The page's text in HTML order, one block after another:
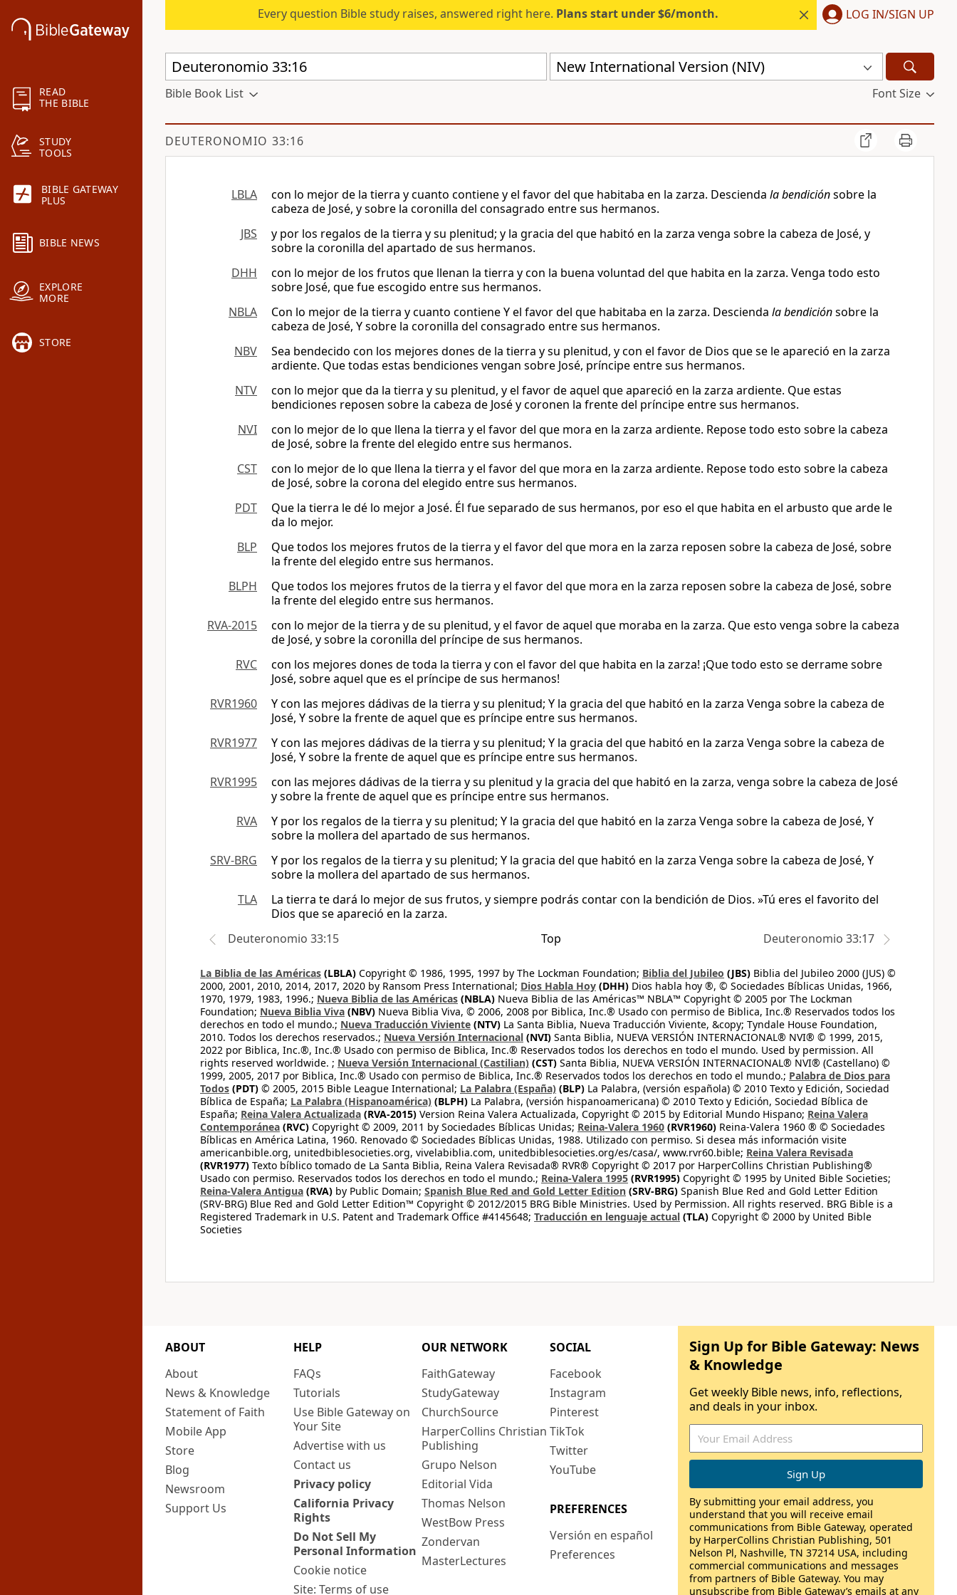
READ
THE BIBLE
STUDY
TOOLS
BIBLE GATEWAY
PLUS
BIBLE NEWS
EXPLORE
MORE
STORE
Every question Bible study raises, answered right here. Plans start under $6/month. LOG IN/SIGN UP
New International Version (NIV)
Bible Book List Font Size
DEUTERONOMIO 33:16
LBLA con lo mejor de la tierra y cuanto contiene y el favor del que habitaba en la zarza. Descienda la bendiciónsobre la
cabeza de José, y sobre la coronilla del consagrado entre sus hermanos.
JBS
y por los regalos de la tierra y su plenitud; y la gracia del que habitó en la zarza venga sobre la cabeza de José, y
sobre la coronilla del apartado de sus hermanos.
DHH
con lo mejor de los frutos que llenan la tierra y con la buena voluntad del que habita en la zarza. Venga todo esto
sobre José, que fue escogido entre sus hermanos.
NBLA
Con lo mejor de la tierra y cuanto contiene Y el favor del que habitaba en la zarza. Descienda la bendiciónsobre la
cabeza de José, Y sobre la coronilla del consagrado entre sus hermanos.
NBV
Sea bendecido con los mejores dones de la tierra y su plenitud, y con el favor de Dios que se le apareció en la zarza
ardiente. Que todas estas bendiciones vengan sobre José, príncipe entre sus hermanos.
NTV
con lo mejor que da la tierra y su plenitud, y el favor de aquel que apareció en la zarza ardiente. Que estas
bendiciones reposen sobre la cabeza de José y coronen la frente del príncipe entre sus hermanos.
NVI
con lo mejor de lo que llena la tierra y el favor del que mora en la zarza ardiente. Repose todo esto sobre la cabeza
de José, sobre la frente del elegido entre sus hermanos.
CST
con lo mejor de lo que llena la tierra y el favor del que mora en la zarza ardiente. Repose todo esto sobre la cabeza
de José, sobre la corona del elegido entre sus hermanos.
PDT
Que la tierra le dé lo mejor a José. Él fue separado de sus hermanos, por eso el que habita en el arbusto que arde le
da lo mejor.
BLP
Que todos los mejores frutos de la tierra y el favor del que mora en la zarza reposen sobre la cabeza de José, sobre
la frente del elegido entre sus hermanos.
BLPH
Que todos los mejores frutos de la tierra y el favor del que mora en la zarza reposen sobre la cabeza de José, sobre
la frente del elegido entre sus hermanos.
RVA-2015
con lo mejor de la tierra y de su plenitud, y el favor de aquel que moraba en la zarza. Que esto venga sobre la cabeza
de José, y sobre la coronilla del príncipe de sus hermanos.
RVC
con los mejores dones de toda la tierra y con el favor del que habita en la zarza! ¡Que todo esto se derrame sobre
José, sobre aquel que es el príncipe de sus hermanos!
RVR1960
Y con las mejores dádivas de la tierra y su plenitud; Y la gracia del que habitó en la zarza Venga sobre la cabeza de
José, Y sobre la frente de aquel que es príncipe entre sus hermanos.
RVR1977
Y con las mejores dádivas de la tierra y su plenitud; Y la gracia del que habitó en la zarza Venga sobre la cabeza de
José, Y sobre la frente de aquel que es príncipe entre sus hermanos.
RVR1995
con las mejores dádivas de la tierra y su plenitud y la gracia del que habitó en la zarza, venga sobre la cabeza de José
y sobre la frente de aquel que es príncipe entre sus hermanos.
RVA
Y por los regalos de la tierra y su plenitud; Y la gracia del que habitó en la zarza Venga sobre la cabeza de José, Y
sobre la mollera del apartado de sus hermanos.
SRV-BRG
Y por los regalos de la tierra y su plenitud; Y la gracia del que habitó en la zarza Venga sobre la cabeza de José, Y
sobre la mollera del apartado de sus hermanos.
TLA
La tierra te dará lo mejor de sus frutos, y siempre podrás contar con la bendición de Dios. »Tú eres el favorito del
Dios que se apareció en la zarza.
Deuteronomio 33:15
Top Deuteronomio 33:17
La Biblia de las Américas (LBLA) Copyright © 1986, 1995, 1997 by The Lockman Foundation; Biblia del Jubileo (JBS) Biblia del Jubileo 2000 (JUS) ©
2000, 2001, 2010, 2014, 2017, 2020 by Ransom Press International; Dios Habla Hoy (DHH) Dios habla hoy ®, © Sociedades Bíblicas Unidas, 1966,
1970, 1979, 1983, 1996.; Nueva Biblia de las Américas (NBLA) Nueva Biblia de las Américas™ NBLA™ Copyright © 2005 por The Lockman
Foundation; Nueva Biblia Viva (NBV) Nueva Biblia Viva, © 2006, 2008 por Biblica, Inc.® Usado con permiso de Biblica, Inc.® Reservados todos los
derechos en todo el mundo.; Nueva Traducción Viviente (NTV) La Santa Biblia, Nueva Traducción Viviente, &copy; Tyndale House Foundation,
2010. Todos los derechos reservados.; Nueva Versión Internacional (NVI) Santa Biblia, NUEVA VERSIÓN INTERNACIONAL® NVI® © 1999, 2015,
2022 por Biblica, Inc.®, Inc.® Usado con permiso de Biblica, Inc.® Reservados todos los derechos en todo el mundo. Used by permission. All
rights reserved worldwide. ; Nueva Versión Internacional (Castilian) (CST) Santa Biblia, NUEVA VERSIÓN INTERNACIONAL® NVI® (Castellano) ©
1999, 2005, 2017 por Biblica, Inc.® Usado con permiso de Biblica, Inc.® Reservados todos los derechos en todo el mundo.; Palabra de Dios para
Todos (PDT) © 2005, 2015 Bible League International; La Palabra (España) (BLP) La Palabra, (versión española) © 2010 Texto y Edición, Sociedad
Bíblica de España; La Palabra (Hispanoamérica) (BLPH) La Palabra, (versión hispanoamericana) © 2010 Texto y Edición, Sociedad Bíblica de
España; Reina Valera Actualizada (RVA-2015) Version Reina Valera Actualizada, Copyright © 2015 by Editorial Mundo Hispano; Reina Valera
Contemporánea (RVC) Copyright © 2009, 2011 by Sociedades Bíblicas Unidas; Reina-Valera 1960 (RVR1960) Reina-Valera 1960 ® © Sociedades
Bíblicas en América Latina, 1960. Renovado © Sociedades Bíblicas Unidas, 1988. Utilizado con permiso. Si desea más información visite
americanbible.org, unitedbiblesocieties.org, vivelabiblia.com, unitedbiblesocieties.org/es/casa/, www.rvr60.bible; Reina Valera Revisada
(RVR1977) Texto bíblico tomado de La Santa Biblia, Reina Valera Revisada® RVR® Copyright © 2017 por HarperCollins Christian Publishing®
Usado con permiso. Reservados todos los derechos en todo el mundo.; Reina-Valera 1995 (RVR1995) Copyright © 1995 by United Bible Societies;
Reina-Valera Antigua (RVA) by Public Domain; Spanish Blue Red and Gold Letter Edition (SRV-BRG) Spanish Blue Red and Gold Letter Edition
(SRV-BRG) Blue Red and Gold Letter Edition™ Copyright © 2012/2015 BRG Bible Ministries. Used by Permission. All rights reserved. BRG Bible is a
Registered Trademark in U.S. Patent and Trademark Office #4145648; Traducción en lenguaje actual (TLA) Copyright © 2000 by United Bible
Societies
ABOUT
About
News & Knowledge
Statement of Faith
Mobile App
Store
Blog
Newsroom
Support Us
HELP
FAQs
Tutorials
Use Bible Gateway on
Your Site
Advertise with us
Contact us
Privacy policy
California Privacy
Rights
Do Not Sell My
Personal Information
Cookie notice
Site: Terms of use
OUR NETWORK
FaithGateway
StudyGateway
ChurchSource
HarperCollins Christian
Publishing
Grupo Nelson
Editorial Vida
Thomas Nelson
WestBow Press
Zondervan
MasterLectures
SOCIAL
Facebook
Instagram
Pinterest
TikTok
Twitter
YouTube
PREFERENCES
Versión en español
Preferences
Sign Up for Bible Gateway: News
& Knowledge
Get weekly Bible news, info, reflections,
and deals in your inbox.
By submitting your email address, you
understand that you will receive email
communications from Bible Gateway, operated
by HarperCollins Christian Publishing, 501
Nelson Pl, Nashville, TN 37214 USA, including
commercial communications and messages
from partners of Bible Gateway. You may
unsubscribe from Bible Gateway’s emails at any